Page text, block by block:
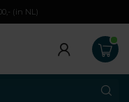
(in NL)